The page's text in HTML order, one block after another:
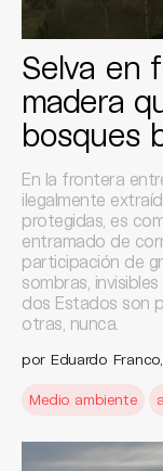
Selva en
madera
bosques
En la frontera
ilegalmente
protegidas, es
entramado de
participación de
sombras,
dos Estados son
otras, nunca.
por Eduardo
Medio ambiente